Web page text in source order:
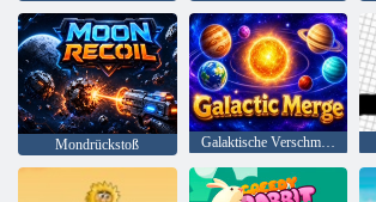
Mondrückstoß Galaktische Verschmelzung